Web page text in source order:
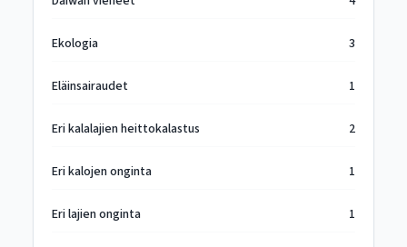
Ekologia 3
Eläinsairaudet 1
Eri kalalajien heittokalastus 2
Eri kalojen onginta 1
Eri lajien onginta 1